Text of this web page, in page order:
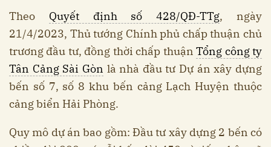
Theo Quyết định số 428/QĐ-TTg, ngày
21/4/2023, Thủ tướng Chính phủ chấp thuận chủ
trương đầu tư, đồng thời chấp thuậnTổng công ty
Tân Cảng Sài Gòn là nhà đầu tư Dự án xây dựng
bến số 7, số 8 khu bến cảng Lạch Huyện thuộc
cảng biển Hải Phòng.
Quy mô dự án bao gồm: Đầu tư xây dựng 2 bến có